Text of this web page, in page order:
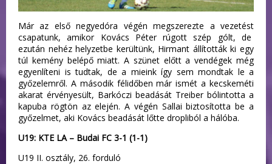
Már az első negyedóra végén megszerezte a vezetést
csapatunk, amikor Kovács Péter rúgott szép gólt, de
ezután nehéz helyzetbe kerültünk, Hirmant állították ki egy
túl kemény belépő miatt. A szünet előtt a vendégek még
egyenlíteni is tudtak, de a mieink így sem mondtak le a
győzelemről. A második félidőben már ismét a kecskeméti
akarat érvényesült, Barkóczi beadását Treiber bólintotta a
kapuba rögtön az elején. A végén Sallai biztosította be a
győzelmet, aki Kovács beadását lőtte dropliból a hálóba.
U19: KTE LA – Budai FC 3-1 (1-1)
U19 II. osztály, 26. forduló